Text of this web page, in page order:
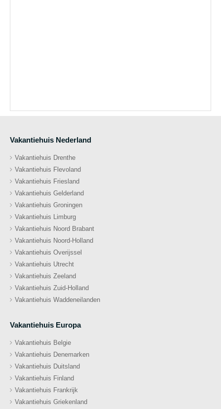
Vakantiehuis Nederland
Vakantiehuis Drenthe
Vakantiehuis Flevoland
Vakantiehuis Friesland
Vakantiehuis Gelderland
Vakantiehuis Groningen
Vakantiehuis Limburg
Vakantiehuis Noord Brabant
Vakantiehuis Noord-Holland
Vakantiehuis Overijssel
Vakantiehuis Utrecht
Vakantiehuis Zeeland
Vakantiehuis Zuid-Holland
Vakantiehuis Waddeneilanden
Vakantiehuis Europa
Vakantiehuis Belgie
Vakantiehuis Denemarken
Vakantiehuis Duitsland
Vakantiehuis Finland
Vakantiehuis Frankrijk
Vakantiehuis Griekenland